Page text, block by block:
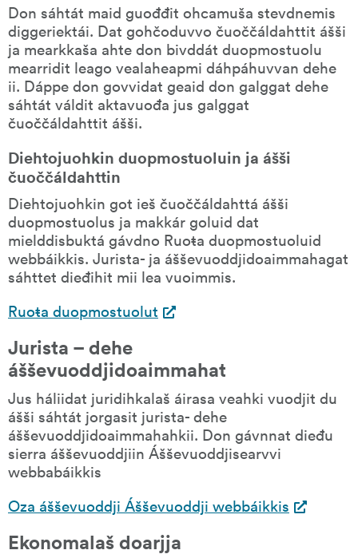
Don sáhtát maid guođđit ohcamuša stevdnemis
diggeriektái. Dat gohčoduvvo čuoččáldahttit ášši
ja mearkkaša ahte don bivddát duopmostuolu
mearridit leago vealaheapmi dáhpáhuvvan dehe
ii. Dáppe don govvidat geaid don galggat dehe
sáhtát váldit aktavuođa jus galggat
čuoččáldahttit ášši.
Diehtojuohkin duopmostuoluin ja ášši
čuoččáldahttin
Diehtojuohkin got ieš čuoččáldahttá ášši
duopmostuolus ja makkár goluid dat
mielddisbuktá gávdno Ruoŧa duopmostuoluid
webbáikkis. Jurista- ja ášševuoddjidoaimmahagat
sáhttet dieđihit mii lea vuoimmis.
Ruoŧa duopmostuolut
Jurista – dehe
ášševuoddjidoaimmahat
Jus háliidat juridihkalaš áirasa veahki vuodjit du
ášši sáhtát jorgasit jurista- dehe
ášševuoddjidoaimmahahkii. Don gávnnat dieđu
sierra ášševuoddjiin Ášševuoddjisearvvi
webbabáikkis
Oza ášševuoddji Ášševuoddji webbáikkis
Ekonomalaš doarjja